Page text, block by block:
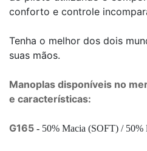
conforto e controle
Tenha o melhor dos dois
suas mãos.
Manoplas disponíveis no
e características:
G165 - 50% Macia (SOFT) /